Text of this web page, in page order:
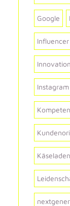
Google
Innovation
Käseladen